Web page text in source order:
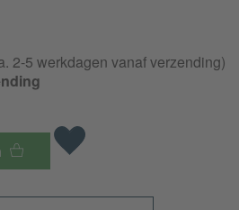
2-5 werkdagen vanaf verzending)